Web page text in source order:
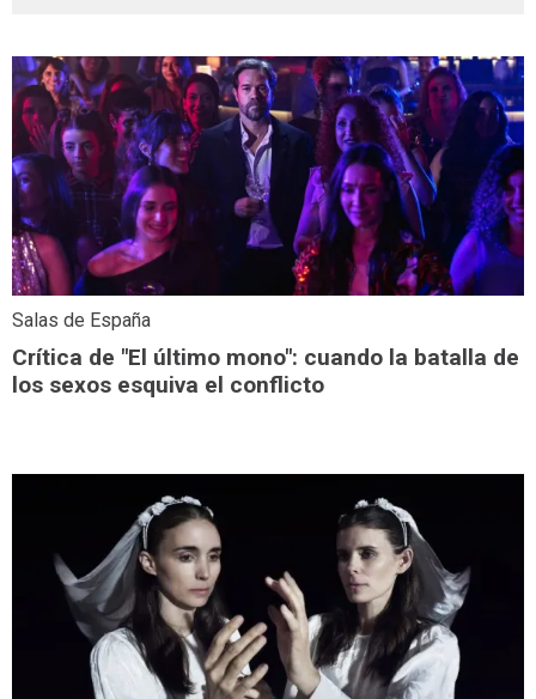
Salas de España
Crítica de "El último mono": cuando la batalla de
los sexos esquiva el conflicto